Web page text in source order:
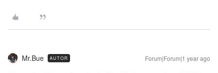
Mr.Bue AUTOR Forum|Forum|1 year ago